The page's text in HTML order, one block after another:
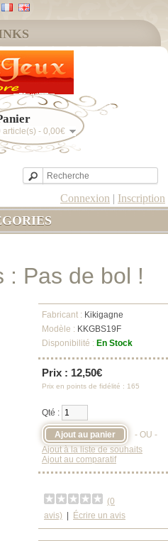
article(s) - 0,00€
Connexion | Inscription
: Pas de bol !
Fabricant : Kikigagne
Modèle : KKGBS19F
Disponibilité : En Stock
Prix : 12,50€
Prix en points de fidélité : 165
Qté :
- OU -
Ajout à la liste de souhaits
Ajout au comparatif
(0
avis)
Écrire un avis